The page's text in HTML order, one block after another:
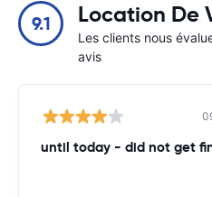
9.1 Location De
Les clients nous
avis